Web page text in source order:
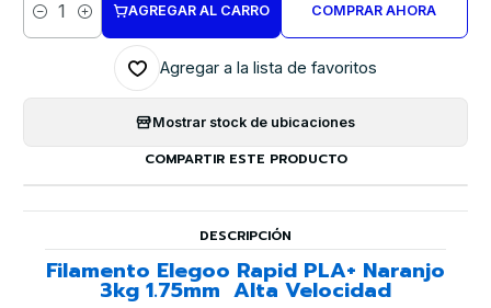
Cantidad
AGREGAR AL CARRO COMPRAR AHORA
Agregar a la lista de favoritos
Mostrar stock de ubicaciones
COMPARTIR ESTE PRODUCTO
DESCRIPCIÓN
Filamento Elegoo Rapid PLA+ Naranjo
3kg 1.75mm  Alta Velocidad